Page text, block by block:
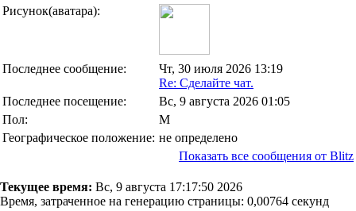
Рисунок(аватара):
Последнее сообщение:
Чт, 30 июля 2026 13:19
Re: Сделайте чат.
Последнее посещение:
Вс, 9 августа 2026 01:05
Пол:
М
Географическое положение: не определено
Показать все сообщения от Blitz
Текущее время: Вс, 9 августа 17:17:50 2026
Время, затраченное на генерацию страницы: 0,00764 секунд